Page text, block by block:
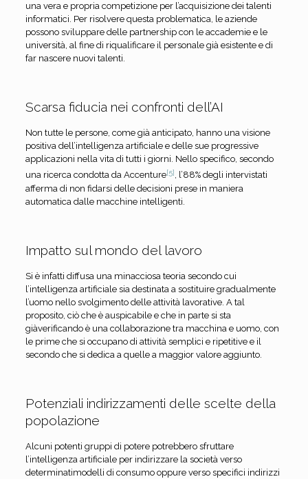
una vera e propria competizione per l’acquisizione dei talenti
informatici. Per risolvere questa problematica, le aziende
possono sviluppare delle partnership con le accademie e le
università, al fine di riqualificare il personale già esistente e di
far nascere nuovi talenti.
Scarsa fiducia nei confronti dell’AI
Non tutte le persone, come già anticipato, hanno una visione
positiva dell’intelligenza artificiale e delle sue progressive
applicazioni nella vita di tutti i giorni. Nello specifico, secondo
una ricerca condotta da Accenture[5], l’88% degli intervistati
afferma di non fidarsi delle decisioni prese in maniera
automatica dalle macchine intelligenti.
Impatto sul mondo del lavoro
Si è infatti diffusa una minacciosa teoria secondo cui
l’intelligenza artificiale sia destinata a sostituire gradualmente
l’uomo nello svolgimento delle attività lavorative. A tal
proposito, ciò che è auspicabile e che in parte si sta
giàverificando è una collaborazione tra macchina e uomo, con
le prime che si occupano di attività semplici e ripetitive e il
secondo che si dedica a quelle a maggior valore aggiunto.
Potenziali indirizzamenti delle scelte della
popolazione
Alcuni potenti gruppi di potere potrebbero sfruttare
l’intelligenza artificiale per indirizzare la società verso
determinatimodelli di consumo oppure verso specifici indirizzi